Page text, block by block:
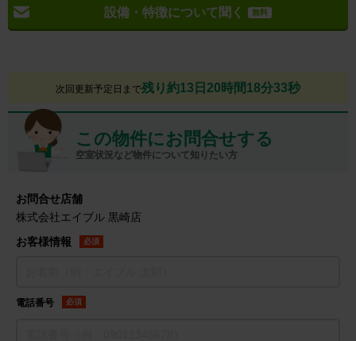
設備・特徴について聞く 無料
次回更新予定日まで残り約13日20時間18分32秒
この物件にお問合せする
空室状況など物件について知りたい方
お問合せ店舗
株式会社エイブル 黒崎店
お客様情報
必須
電話番号 必須